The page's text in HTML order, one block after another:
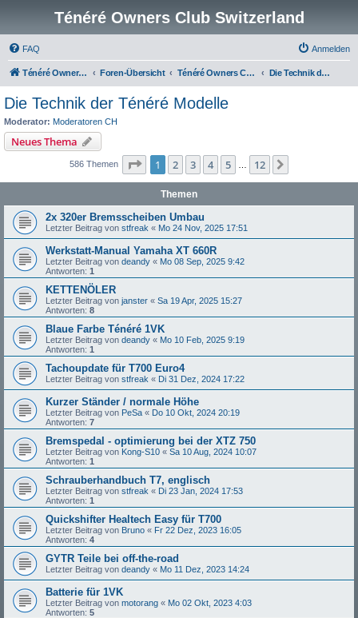
Ténéré Owners Club Switzerland
FAQ Anmelden
Ténéré Owners Club Foren-Übersicht Ténéré Owners Club Schweiz Die Technik der Ténéré Modelle
Die Technik der Ténéré Modelle
Moderator: Moderatoren CH
Neues Thema
586 Themen Seite 1von 12
1 2 3 4 5 12
Themen
2x 320er Bremsscheiben Umbau
Letzter Beitrag von stfreak « Mo 24 Nov, 2025 17:51
Werkstatt-Manual Yamaha XT 660R
Letzter Beitrag von deandy « Mo 08 Sep, 2025 9:42
Antworten: 1
KETTENÖLER
Letzter Beitrag von janster « Sa 19 Apr, 2025 15:27
Antworten: 8
Blaue Farbe Ténéré 1VK
Letzter Beitrag von deandy « Mo 10 Feb, 2025 9:19
Antworten: 1
Tachoupdate für T700 Euro4
Letzter Beitrag von stfreak « Di 31 Dez, 2024 17:22
Kurzer Ständer / normale Höhe
Letzter Beitrag von PeSa « Do 10 Okt, 2024 20:19
Antworten: 7
Bremspedal - optimierung bei der XTZ 750
Letzter Beitrag von Kong-S10 « Sa 10 Aug, 2024 10:07
Antworten: 1
Schrauberhandbuch T7, englisch
Letzter Beitrag von stfreak « Di 23 Jan, 2024 17:53
Antworten: 1
Quickshifter Healtech Easy für T700
Letzter Beitrag von Bruno « Fr 22 Dez, 2023 16:05
Antworten: 4
GYTR Teile bei off-the-road
Letzter Beitrag von deandy « Mo 11 Dez, 2023 14:24
Batterie für 1VK
Letzter Beitrag von motorang « Mo 02 Okt, 2023 4:03
Antworten: 5